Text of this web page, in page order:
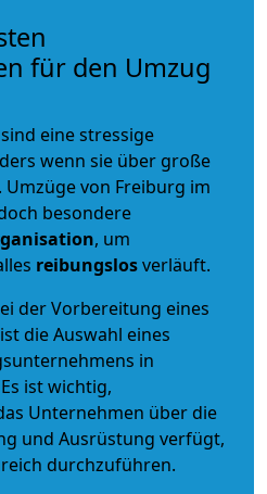
für den Umzug
eine stressige
wenn sie über große
von Freiburg im
besondere
, um
reibungslosverläuft.
der Vorbereitung eines
die Auswahl eines
in
ist wichtig,
Unternehmen über die
und Ausrüstung verfügt,
durchzuführen.